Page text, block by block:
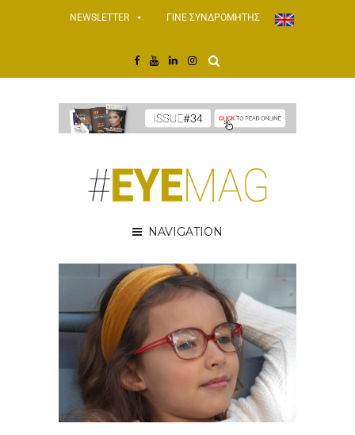
NEWSLETTER ΓΙΝΕ ΣΥΝΔΡΟΜΗΤΗΣ
NAVIGATION